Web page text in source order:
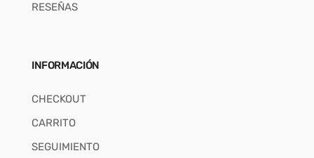
RESEÑAS
INFORMACIÓN
CHECKOUT
CARRITO
SEGUIMIENTO